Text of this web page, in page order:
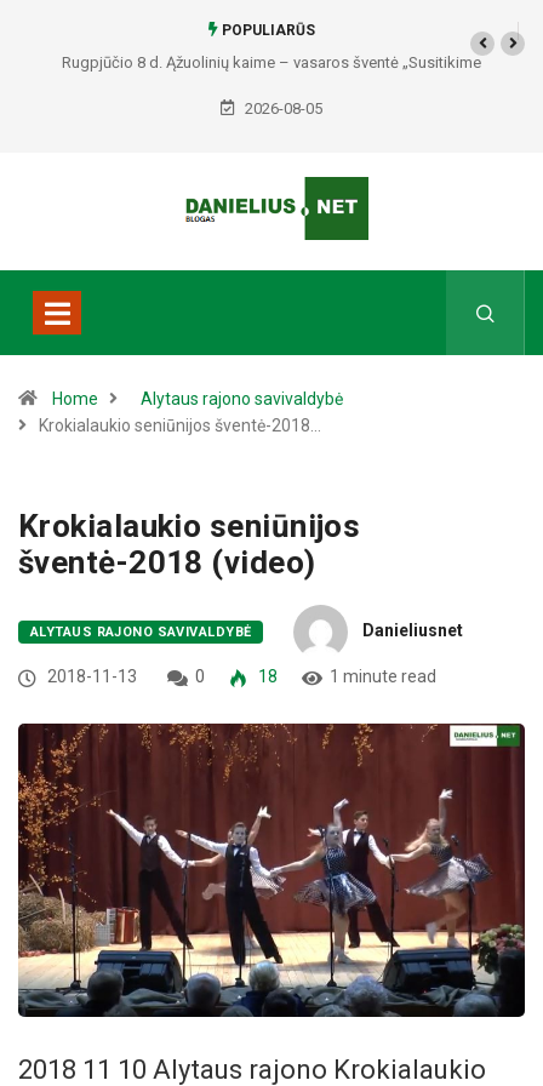
POPULIARŪS
Rugpjūčio 8 d. Ąžuolinių kaime – vasaros šventė „Susitikime
Ąžuoliniuose“
2026-08-05
Home
Alytaus rajono savivaldybė
Krokialaukio seniūnijos šventė-2018…
Krokialaukio seniūnijos
šventė-2018 (video)
ALYTAUS RAJONO SAVIVALDYBĖ Danieliusnet
2018-11-13 0 18 1 minute read
2018 11 10 Alytaus rajono Krokialaukio